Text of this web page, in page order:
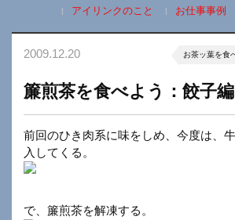
アイリンクのこと
お仕事事例
2009.12.20 お茶ッ葉を食
簾煎茶を食べよう：餃子編
前回のひき肉系に味をしめ、今度は、
入してくる。
で、簾煎茶を解凍する。